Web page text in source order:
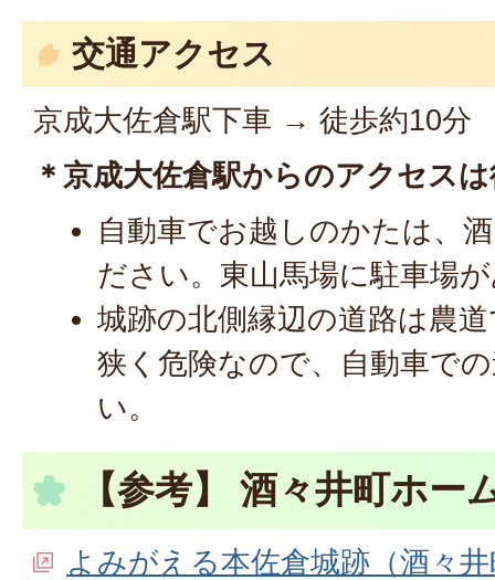
交通アクセス
京成大佐倉駅下車 → 徒歩約10分
＊京成大佐倉駅からのアクセス
自動車でお越しのかたは、
ださい。東山馬場に駐車場
城跡の北側縁辺の道路は農
狭く危険なので、自動車で
い。
【参考】 酒々井町ホー
よみがえる本佐倉城跡（酒々